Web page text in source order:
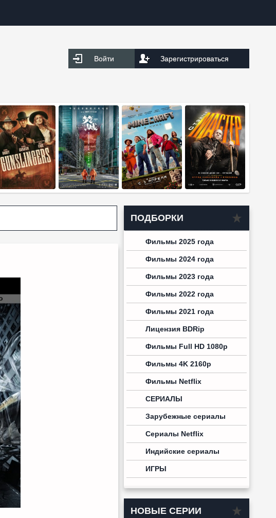
Войти Зарегистрироваться
ПОДБОРКИ
Фильмы 2025 года
Фильмы 2024 года
Фильмы 2023 года
Фильмы 2022 года
Фильмы 2021 года
Лицензия BDRip
Фильмы Full HD 1080p
Фильмы 4K 2160p
Фильмы Netflix
СЕРИАЛЫ
Зарубежные сериалы
Сериалы Netflix
Индийские сериалы
ИГРЫ
НОВЫЕ СЕРИИ